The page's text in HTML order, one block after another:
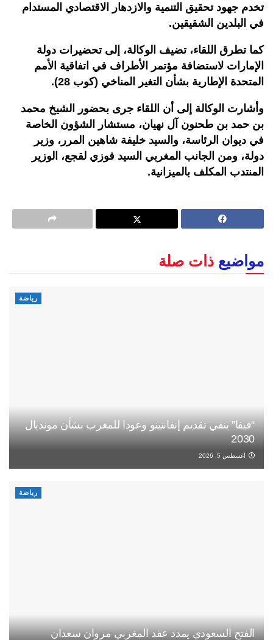
تخدم جهود تحقيق التنمية والازدهار الاقتصادي المستدام
في البلدين الشقيقين.
كما تطرق اللقاء، تضيف الوكالة، إلى تحضيرات دولة
الإمارات لاستضافة مؤتمر الأطراف في اتفاقية الأمم
المتحدة الإطارية بشأن التغير المناخي (كوب 28).
وأشارت الوكالة إلى أن اللقاء جرى بحضور الشيخ محمد
بن حمد بن طحنون آل نهيان، مستشار الشؤون الخاصة
في ديوان الرئاسة، والسيد خليفة شاهين المرر، وزير
دولة، ومن الجانب المغربي السيد فوزي لقجع، الوزير
المنتدب المكلف بالميزانية.
مواضيع ذات صلة
رياضة
“فيفا” ينفي تقديم إنفانتينو وعودا للمغرب بشأن مونديال
2030
أغسطس 5, 2026
رياضة
الفتح السعودي يمدد عقد المغربي مروان سعدان